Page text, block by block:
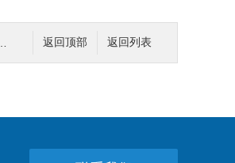
返回列表
返回顶部